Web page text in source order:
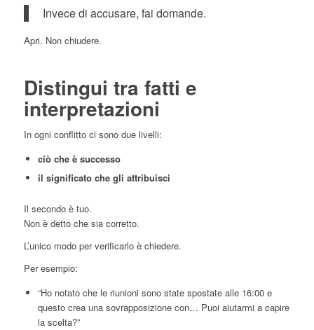
Invece di accusare, fai domande.
Apri. Non chiudere.
Distingui tra fatti e
interpretazioni
In ogni conflitto ci sono due livelli:
ciò che è successo
il significato che gli attribuisci
Il secondo è tuo.
Non è detto che sia corretto.
L’unico modo per verificarlo è chiedere.
Per esempio:
“Ho notato che le riunioni sono state spostate alle 16:00 e
questo crea una sovrapposizione con… Puoi aiutarmi a capire
la scelta?”